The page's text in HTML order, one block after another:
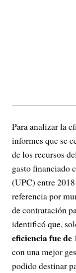
Para analizar la
informes que se
de los recursos
gasto financiado
(UPC) entre
referencia por
de contratación
identificó que,
eficiencia fue de
con una mejor
podido destinar